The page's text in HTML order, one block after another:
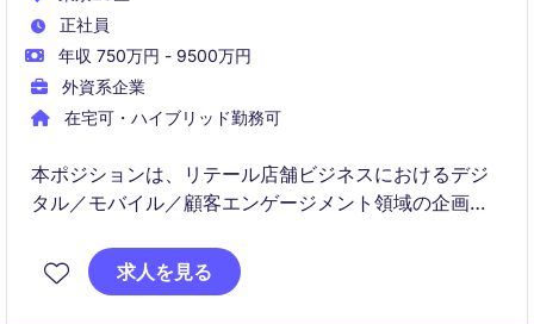
正社員
年収 750万円 - 9500万円
外資系企業
在宅可・ハイブリッド勤務可
本ポジションは、リテール店舗ビジネスにおけるデジ
タル／モバイル／顧客エンゲージメント領域の企画・
す。グローバル戦略を日本へ適用し、要件定義から運
用改善まで一気通貫で価値創出をリードいただきま
求人を見る